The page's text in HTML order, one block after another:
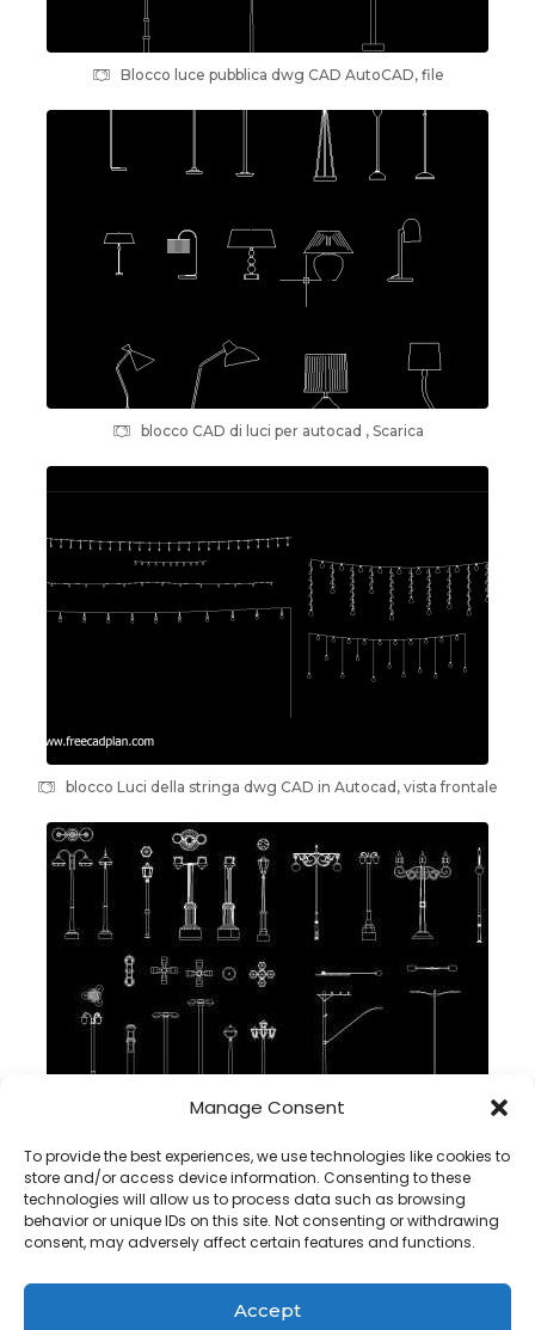
Manage Consent
To provide the best experiences, we use technologies like cookies to
store and/or access device information. Consenting to these
technologies will allow us to process data such as browsing
behavior or unique IDs on this site. Not consenting or withdrawing
consent, may adversely affect certain features and functions.
Accept
Blocco luce pubblica dwg CAD AutoCAD, file
blocco CAD di luci per autocad , Scarica
blocco Luci della stringa dwg CAD in Autocad, vista frontale
Copyright@ www.freecadplan.com